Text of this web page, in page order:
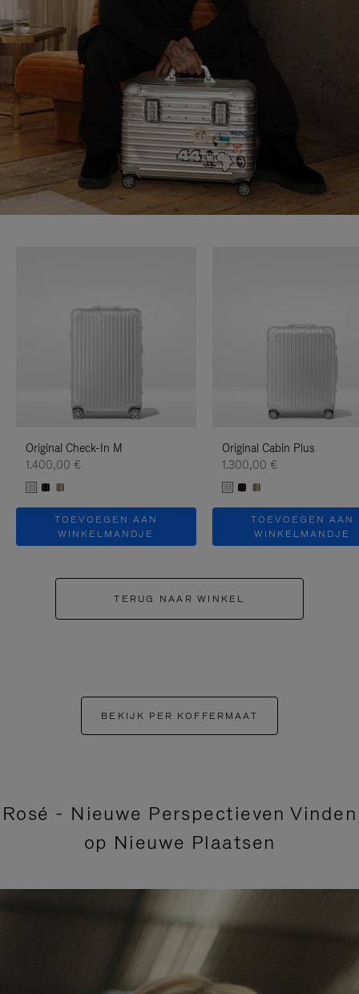
Original Check-In M
1.400,00 €
TOEVOEGEN AAN
WINKELMANDJE
Original Cabin Plus
1.300,00 €
TOEVOEGEN AAN
WINKELMANDJE
TERUG NAAR WINKEL
BEKIJK PER KOFFERMAAT
Rosé - Nieuwe Perspectieven Vinden
op Nieuwe Plaatsen